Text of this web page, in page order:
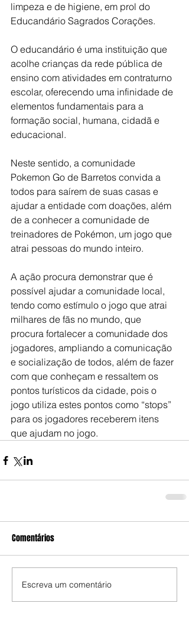
limpeza e de higiene, em prol do
Educandário Sagrados Corações.
O educandário é uma instituição que
acolhe crianças da rede pública de
ensino com atividades em contraturno
escolar, oferecendo uma infinidade de
elementos fundamentais para a
formação social, humana, cidadã e
educacional.
Neste sentido, a comunidade
Pokemon Go de Barretos convida a
todos para saírem de suas casas e
ajudar a entidade com doações, além
de a conhecer a comunidade de
treinadores de Pokémon, um jogo que
atrai pessoas do mundo inteiro.
A ação procura demonstrar que é
possível ajudar a comunidade local,
tendo como estímulo o jogo que atrai
milhares de fãs no mundo, que
procura fortalecer a comunidade dos
jogadores, ampliando a comunicação
e socialização de todos, além de fazer
com que conheçam e ressaltem os
pontos turísticos da cidade, pois o
jogo utiliza estes pontos como “stops”
para os jogadores receberem itens
que ajudam no jogo.
Comentários
Escreva um comentário